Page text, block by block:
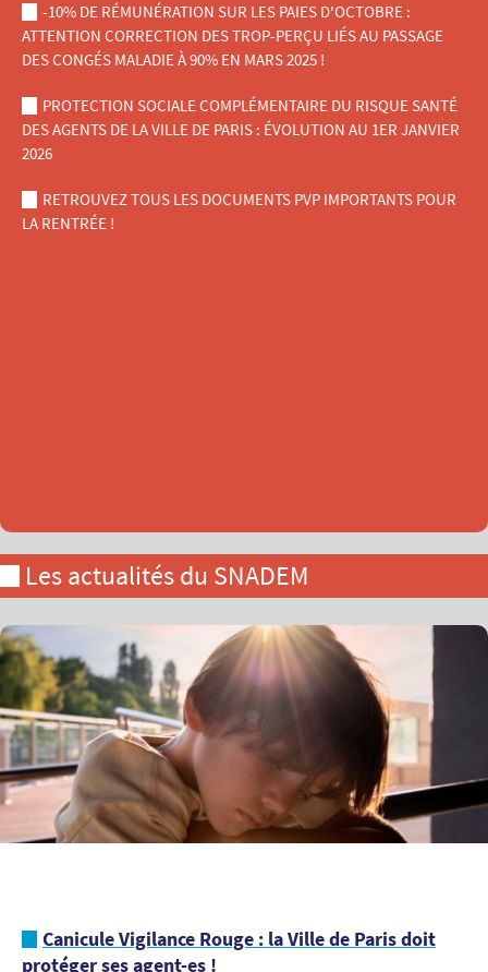
-10% DE RÉMUNÉRATION SUR LES PAIES D'OCTOBRE :
ATTENTION CORRECTION DES TROP-PERÇU LIÉS AU PASSAGE
DES CONGÉS MALADIE À 90% EN MARS 2025 !
PROTECTION SOCIALE COMPLÉMENTAIRE DU RISQUE SANTÉ
DES AGENTS DE LA VILLE DE PARIS : ÉVOLUTION AU 1ER JANVIER
2026
RETROUVEZ TOUS LES DOCUMENTS PVP IMPORTANTS POUR
LA RENTRÉE !
Les actualités du SNADEM
Canicule Vigilance Rouge : la Ville de Paris doit
protéger ses agent-es !